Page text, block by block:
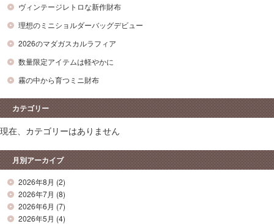
ヴィンテージレトロな新作財布
理想のミニショルダーバッグデビュー
2026のマダガスカルラフィア
数量限定アイテムは軽やかに
霧の中から育つミニ財布
カテゴリー
現在、カテゴリーはありません
月別アーカイブ
2026年8月 (2)
2026年7月 (8)
2026年6月 (7)
2026年5月 (4)